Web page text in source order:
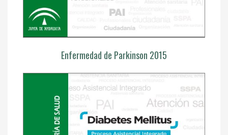
Enfermedad de Parkinson 2015